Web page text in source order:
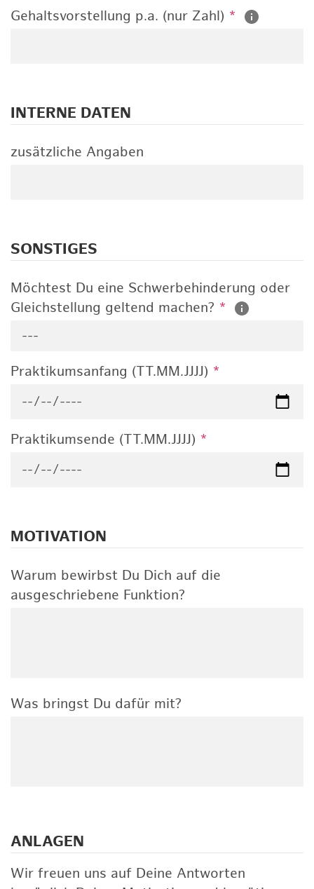
Gehaltsvorstellung p.a. (nur Zahl) *
INTERNE DATEN
zusätzliche Angaben
SONSTIGES
Möchtest Du eine Schwerbehinderung oder
Gleichstellung geltend machen? *
---
Praktikumsanfang (TT.MM.JJJJ) *
Praktikumsende (TT.MM.JJJJ) *
MOTIVATION
Warum bewirbst Du Dich auf die
ausgeschriebene Funktion?
Was bringst Du dafür mit?
ANLAGEN
Wir freuen uns auf Deine Antworten